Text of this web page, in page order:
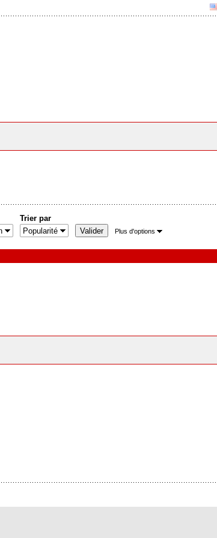
Trier par
Plus d'options